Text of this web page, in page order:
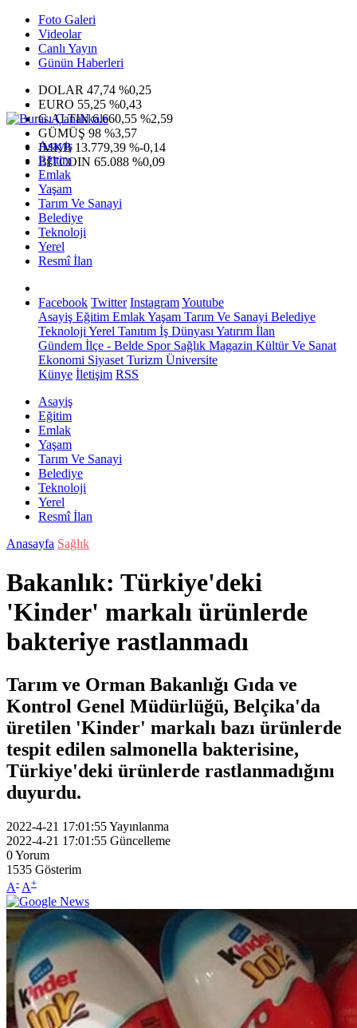
Foto Galeri
Videolar
Canlı Yayın
Günün Haberleri
DOLAR 47,74 %0,25
EURO 55,25 %0,43
G.ALTIN6.660,55 %2,59
GÜMÜŞ 98 %3,57
IMKB 13.779,39 %-0,14
BITCOIN 65.088 %0,09
Asayiş
Eğitim
Emlak
Yaşam
Tarım Ve Sanayi
Belediye
Teknoloji
Yerel
Resmî İlan
Facebook Twitter InstagramYoutube
Asayiş Eğitim EmlakYaşam Tarım Ve Sanayi Belediye
Teknoloji Yerel Tanıtım İş Dünyası Yatırım İlan
Gündem İlçe - Belde SporSağlık Magazin Kültür Ve Sanat
Ekonomi Siyaset Turizm Üniversite
Künye İletişim RSS
Asayiş
Eğitim
Emlak
Yaşam
Tarım Ve Sanayi
Belediye
Teknoloji
Yerel
Resmî İlan
Anasayfa Sağlık
Bakanlık: Türkiye'deki
'Kinder' markalı ürünlerde
bakteriye rastlanmadı
Tarım ve Orman Bakanlığı Gıda ve
Kontrol Genel Müdürlüğü, Belçika'da
üretilen 'Kinder' markalı bazı ürünlerde
tespit edilen salmonella bakterisine,
Türkiye'deki ürünlerde rastlanmadığını
duyurdu.
2022-4-21 17:01:55Yayınlanma
2022-4-21 17:01:55 Güncelleme
0Yorum
1535 Gösterim
A- A+